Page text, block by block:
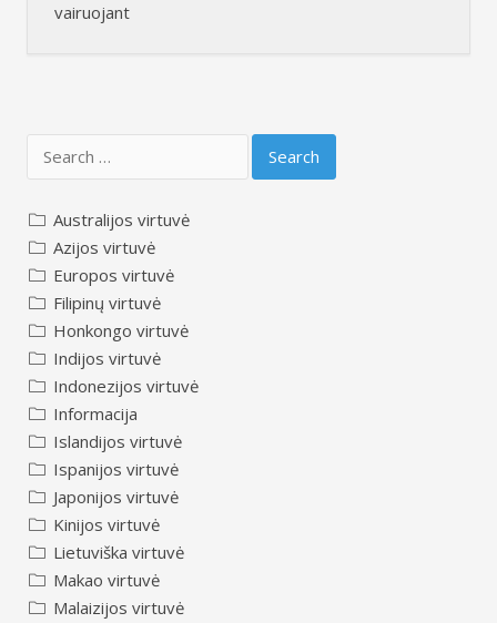
vairuojant
for:
Australijos virtuvė
Azijos virtuvė
Europos virtuvė
Filipinų virtuvė
Honkongo virtuvė
Indijos virtuvė
Indonezijos virtuvė
Informacija
Islandijos virtuvė
Ispanijos virtuvė
Japonijos virtuvė
Kinijos virtuvė
Lietuviška virtuvė
Makao virtuvė
Malaizijos virtuvė